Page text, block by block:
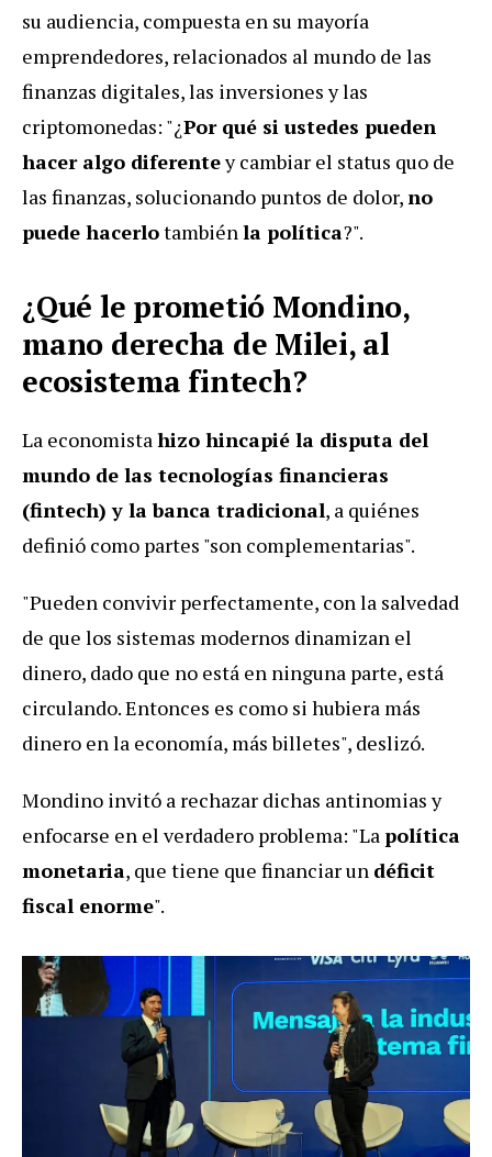
su audiencia, compuesta en su mayoría
emprendedores, relacionados al mundo de las
finanzas digitales, las inversiones y las
criptomonedas: "¿Por qué si ustedes pueden
hacer algo diferentey cambiar el status quo de
las finanzas, solucionando puntos de dolor,no
puede hacerlotambiénla política?".
¿Qué le prometió Mondino,
mano derecha de Milei, al
ecosistema fintech?
La economistahizo hincapié la disputa del
mundo de las tecnologías financieras
(fintech) y la banca tradicional, a quiénes
definió como partes "son complementarias".
"Pueden convivir perfectamente, con la salvedad
de que los sistemas modernos dinamizan el
dinero, dado que no está en ninguna parte, está
circulando. Entonces es como si hubiera más
dinero en la economía, más billetes", deslizó.
Mondino invitó a rechazar dichas antinomias y
enfocarse en el verdadero problema: "Lapolítica
monetaria, que tiene que financiar un déficit
fiscal enorme".